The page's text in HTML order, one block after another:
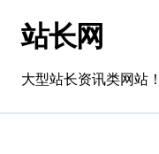
站长网
大型站长资讯类网站